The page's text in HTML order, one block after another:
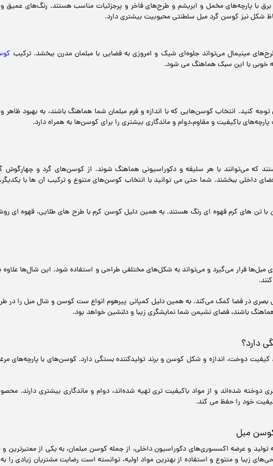
با پارچه‌های مخمل و ابریشم و طرح‌های فاخر و پرجزئیات مناسب هستند. رنگ‌های عمیق
شکل نیز کوسن گرد مبل سلطنتی محبوبیت بیشتری دارد.
مینیمال می‌تواند جلوه‌ای شیک و امروزی به فضایی با مبلمان مدرن ببخشد. ترکیب
خوبی با این سبک هماهنگ می شود.
کنید. انتخاب کوسن‌هایی که با اندازه و فرم مبلمان شما هماهنگ باشند، به بهبود
باکیفیت و مقاوم،دوام و ماندگاری بیشتری را برای کوسن‌ها به همراه دارد.
که می‌توانند با هر سلیقه و دکوراسیونی هماهنگ شوند. از کوسن‌های گرد و چهارگوش
داخلی ببخشند. شما حتی می توانید با انتخاب کوسن‌های متنوع و ترکیب آن ها با
با تن های کرم قهوه ای رنگ هستند. به همین دلیل کوسن کرم با طرح های طلایی، قهوه ای
قرار می‌گیرد و می‌تواند به شکل‌های مختلفی طراحی و استفاده شود. این شال‌ها علاوه
در فضا کمک می‌کند. به همین دلیل کمپانی پیرهوم انواع ست کوسن و شال مبل را در
باشند، فضای نشیمن شما نمایشگری زیبا و دلنشین خواهد بود.
دارد؟
دوخت، اندازه و شکل کوسن و برند تولیدکننده بستگی دارد. کوسن‌های با پارچه‌های
شده‌اند و از مواد باکیفیت‌ تری تهیه شده‌اند، دوام و ماندگاری بیشتری دارند.
خود را حفظ می کند.
کوسن مبل
و عرضه اکسسوری‌های دکوراسیون داخلی، از جمله کوسن مبلمان، به یکی از معتبرترین و
زیبا و متنوع و استفاده از بهترین مواد اولیه، توانسته است رضایت مشتریان زیادی را